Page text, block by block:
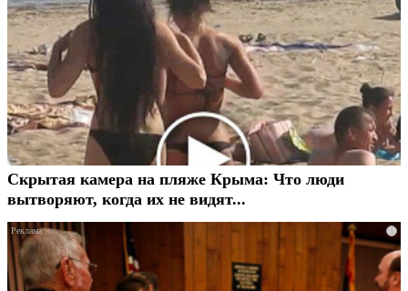
Скрытая камера на пляже Крыма: Что люди
вытворяют, когда их не видят...
i